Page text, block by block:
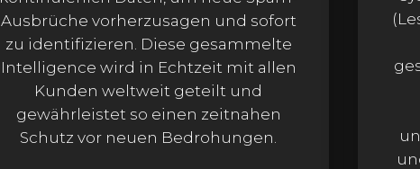
Ausbrüche vorherzusagen und sofort
zu identifizieren. Diese gesammelte
Intelligence wird in Echtzeit mit allen
Kunden weltweit geteilt und
gewährleistet so einen zeitnahen
Schutz vor neuen Bedrohungen.